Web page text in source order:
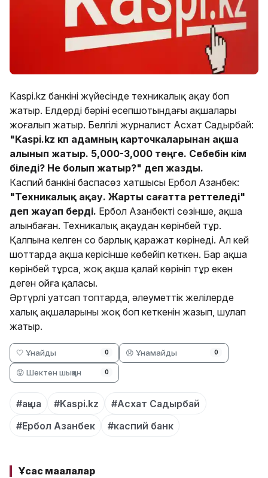
Kaspi.kz банкінің жүйесінде техникалық ақау боп
жатыр. Елдердің бәрінің есепшотындағы ақшалары
жоғалып жатыр. Белгілі журналист Асхат Садырбай:
"Kaspi.kz көп адамның карточкаларынан ақша
алынып жатыр. 5,000-3,000 теңге. Себебін кім
біледі? Не болып жатыр?" деп жазды.
Каспий банкінің баспасөз хатшысы Ербол Азанбек:
"Техникалық ақау. Жарты сағатта реттеледі"
деп жауап берді. Ербол Азанбектің сөзінше, ақша
алынбаған. Техникалық ақаудан көрінбей тұр.
Қалпына келген соң барлық қаражат көрінеді. Ал кей
шоттарда ақша керісінше көбейіп кеткен. Бар ақша
көрінбей тұрса, жоқ ақша қалай көрініп тұр екен
деген ойға қаласың.
Әртүрлі уатсап топтарда, әлеуметтік желілерде
халық ақшаларының жоқ боп кеткенін жазып, шулап
жатыр.
🤍 Ұнайды 0 😞 Ұнамайды 0
😡 Шектен шыққан 0
#ақша #Kaspi.kz
#Асхат Садырбай
#Ербол Азанбек
#каспий банк
Ұқсас мақалалар